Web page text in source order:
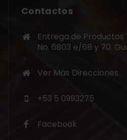
Contactos
Entrega de Productos
No. 6803 e/68 y 70.
Ver Más Direcciones
+53 5 0993275
Facebook